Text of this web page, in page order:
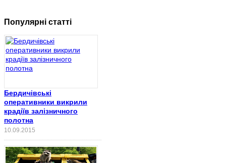
Популярні статті
Бердичівські
оперативники викрили
крадіїв залізничного
полотна
10.09.2015